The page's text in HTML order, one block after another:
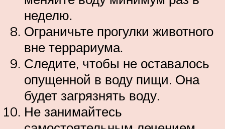
неделю.
Ограничьте прогулки животного
вне террариума.
Следите, чтобы не оставалось
опущенной в воду пищи. Она
будет загрязнять воду.
Не занимайтесь